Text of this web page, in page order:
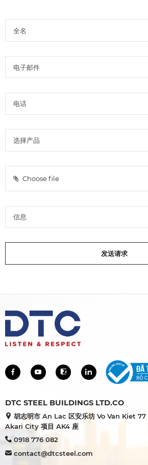
Choose file
发送请求
DTC STEEL BUILDINGS LTD.CO
胡志明市 An Lac 区安乐坊 Vo Van Kiet
Akari City 项目 AK4 座
0918 776 082
contact@dtcsteel.com